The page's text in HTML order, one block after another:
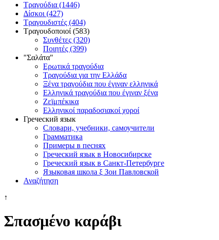
Τραγούδια (1446)
Δίσκοι (427)
Τραγουδιστές (404)
Τραγουδοποιοί (583)
Συνθέτες (320)
Ποιητές (399)
"Σαλάτα"
Ερωτικά τραγούδια
Τραγούδια για την Ελλάδα
Ξένα τραγούδια που έγιναν ελληνικά
Ελληνικά τραγούδια που έγιναν ξένα
Ζεϊμπέκικα
Ελληνικοί παραδοσιακοί χοροί
Греческий язык
Словари, учебники, самоучители
Грамматика
Примеры в песнях
Греческий язык в Новосибирске
Греческий язык в Санкт-Петербурге
Языковая школа ξ Зои Павловской
Αναζήτηση
↑
Σπασμένο καράβι